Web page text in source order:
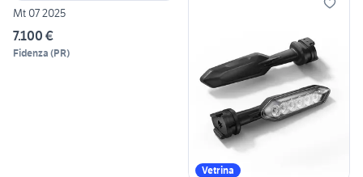
Mt 07 2025
7.100 €
Fidenza (PR)
Vetrina